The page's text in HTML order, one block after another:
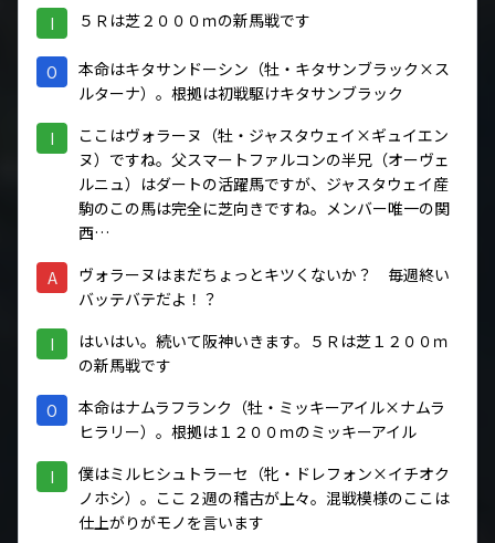
I ５Ｒは芝２０００ｍの新馬戦です
O
本命はキタサンドーシン（牡・キタサンブラック×ス
ルターナ）。根拠は初戦駆けキタサンブラック
I
ここはヴォラーヌ（牡・ジャスタウェイ×ギュイエン
ヌ）ですね。父スマートファルコンの半兄（オーヴェ
ルニュ）はダートの活躍馬ですが、ジャスタウェイ産
駒のこの馬は完全に芝向きですね。メンバー唯一の関
西…
A
ヴォラーヌはまだちょっとキツくないか？ 毎週終い
バッテバテだよ！？
I
はいはい。続いて阪神いきます。５Ｒは芝１２００ｍ
の新馬戦です
O
本命はナムラフランク（牡・ミッキーアイル×ナムラ
ヒラリー）。根拠は１２００ｍのミッキーアイル
I
僕はミルヒシュトラーセ（牝・ドレフォン×イチオク
ノホシ）。ここ２週の稽古が上々。混戦模様のここは
仕上がりがモノを言います